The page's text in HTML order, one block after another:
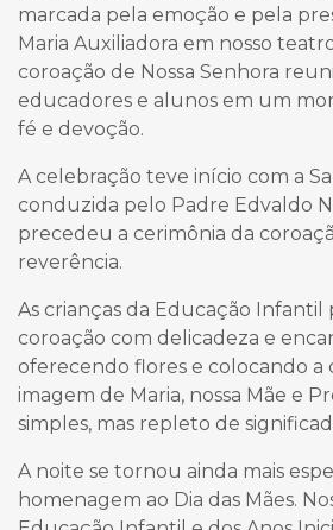
marcada pela emoção e pela
Maria Auxiliadora em nosso
coroação de Nossa Senhora
educadores e alunos em um
fé e devoção.
A celebração teve início com a
conduzida pelo Padre Edvaldo
precedeu a cerimônia da
reverência.
As crianças da Educação Infantil
coroação com delicadeza e
oferecendo flores e colocando a
imagem de Maria, nossa Mãe e
simples, mas repleto de
A noite se tornou ainda mais
homenagem ao Dia das Mães.